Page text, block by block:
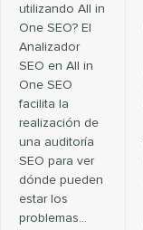
utilizando All in
One SEO? El
Analizador
SEO en All in
One SEO
facilita la
realización de
una auditoría
SEO para ver
dónde pueden
estar los
problemas...